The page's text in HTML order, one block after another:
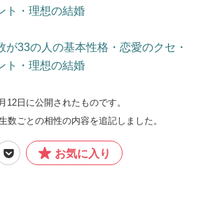
ト・理想の結婚
が33の人の基本性格・恋愛のクセ・
ト・理想の結婚
日に公開されたものです。
数ごとの相性の内容を追記しました。
お気に入り